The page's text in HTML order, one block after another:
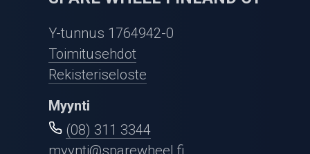
Y-tunnus 1764942-0
Toimitusehdot
Rekisteriseloste
Myynti
(08) 311 3344
myynti@sparewheel.fi